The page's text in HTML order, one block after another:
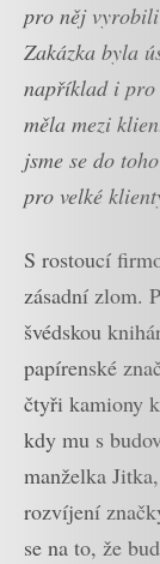
pro něj
Zakázka byla
například i pro
měla mezi
jsme se do
pro velké
S rostoucí
zásadní zlom.
švédskou
papírenské
čtyři kamiony
kdy mu s
manželka
rozvíjení
se na to, že